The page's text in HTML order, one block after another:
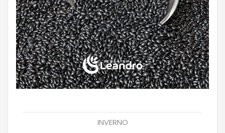
INVERNO